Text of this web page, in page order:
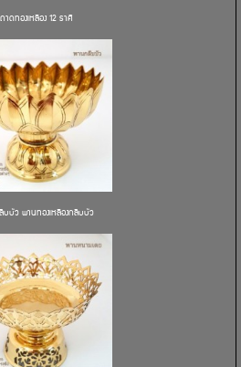
ถาดทองเหลือง 12 ราศี
บัว พานทองเหลืองกลีบบัว